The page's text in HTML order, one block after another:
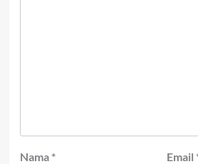
Nama * Email